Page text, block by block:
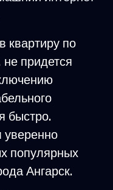
квартиру по
придется
быстро.
уверенно
популярных
Ангарск.